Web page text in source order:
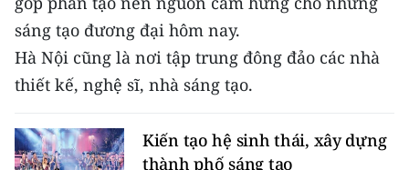
Media Chính trị
Media Kinh tế
Media Xã hội
sáng tạo đương đại hôm nay.
Hà Nội cũng là nơi tập trung đông đảo các nhà
thiết kế, nghệ sĩ, nhà sáng tạo.
Kiến tạo hệ sinh thái, xây dựng
thành phố sáng tạo